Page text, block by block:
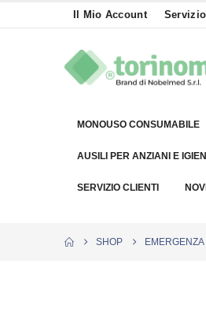
Il Mio Account
MONOUSO CONSUMABILE
AUSILI PER ANZIANI E
SERVIZIO CLIENTI
SHOP